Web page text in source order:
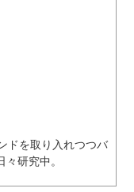
ドを取り入れつつバ
研究中。